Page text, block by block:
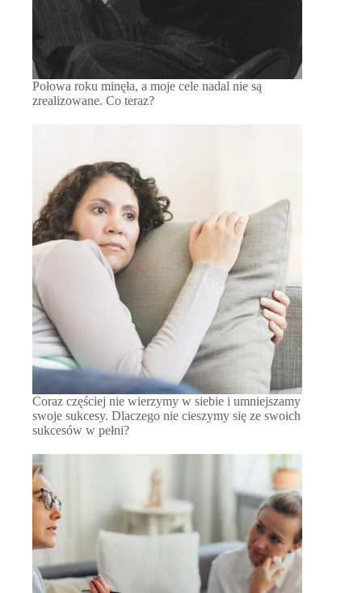
Połowa roku minęła, a moje cele nadal nie są
zrealizowane. Co teraz?
Coraz częściej nie wierzymy w siebie i umniejszamy
swoje sukcesy. Dlaczego nie cieszymy się ze swoich
sukcesów w pełni?